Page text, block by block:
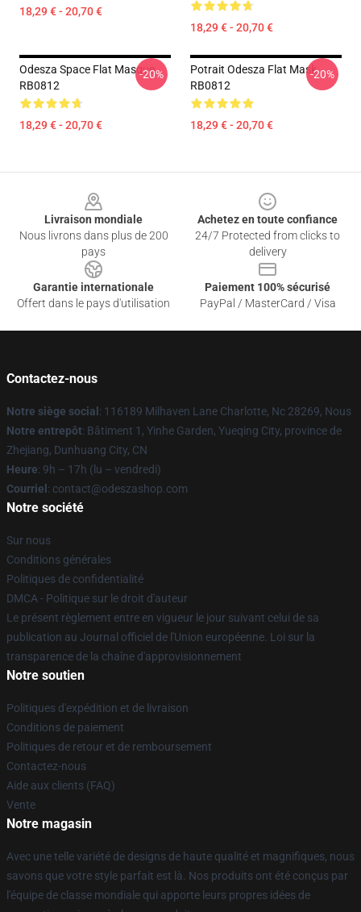
18,29 € - 20,70 €
18,29 € - 20,70 €
Odesza Space Flat Masque
RB0812
18,29 € - 20,70 €
-20%
Potrait Odesza Flat Mask
RB0812
18,29 € - 20,70 €
-20%
Livraison mondiale
Nous livrons dans plus de 200
pays
Achetez en toute confiance
24/7 Protected from clicks to
delivery
Garantie internationale
Offert dans le pays d'utilisation
Paiement 100% sécurisé
PayPal / MasterCard / Visa
Contactez-nous
Notre siège social : 116189 Milhaven Lane Charlotte, Nc 28269, Nous
Notre entrepôt: Bâtiment 1, Yinhe Garden, Yueqing City, province de
Zhejiang, Dunhuang City, CN
Heure: 9h – 17h (lu – vendredi)
Courriel : contact@odeszashop.com
Notre société
Sur nous
Conditions générales
Politiques de confidentialité
DMCA - Politique sur le droit d'auteur
Le présent règlement entre en vigueur le jour suivant celui de sa
publication au Journal officiel de l'Union européenne. Loi sur la
transparence de la chaîne d'approvisionnement
Notre soutien
Politiques d'expédition et de livraison
Conditions de paiement
Politiques de retour et de remboursement
Contactez-nous
Aide aux clients (FAQ)
Vente
Notre magasin
Avec une telle variété de designs de haute qualité et magnifiques, nous
savons que votre style parfait est là. Nos produits ont été conçus par
l'équipe de classe mondiale qui apporte leurs propres idées de